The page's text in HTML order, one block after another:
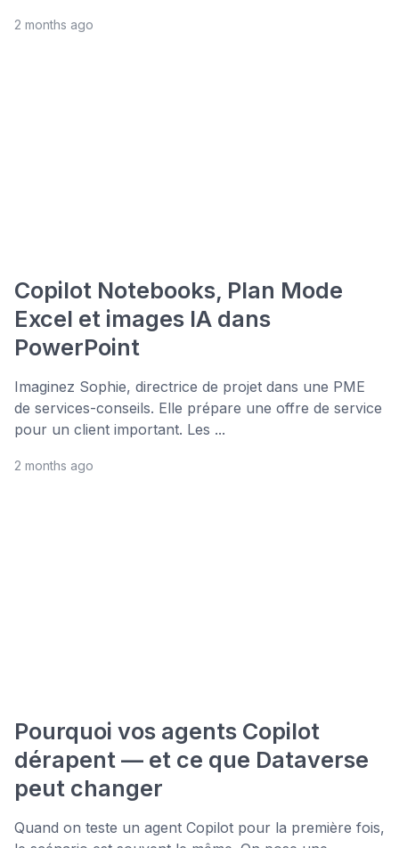
2 months ago
Copilot Notebooks, Plan Mode
Excel et images IA dans
PowerPoint
Imaginez Sophie, directrice de projet dans une PME
de services-conseils. Elle prépare une offre de service
pour un client important. Les ...
2 months ago
Pourquoi vos agents Copilot
dérapent — et ce que Dataverse
peut changer
Quand on teste un agent Copilot pour la première fois,